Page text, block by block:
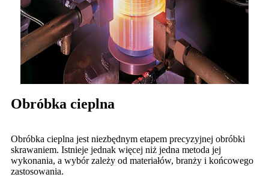
Obróbka cieplna
Obróbka cieplna jest niezbędnym etapem precyzyjnej obróbki
skrawaniem. Istnieje jednak więcej niż jedna metoda jej
wykonania, a wybór zależy od materiałów, branży i końcowego
zastosowania.